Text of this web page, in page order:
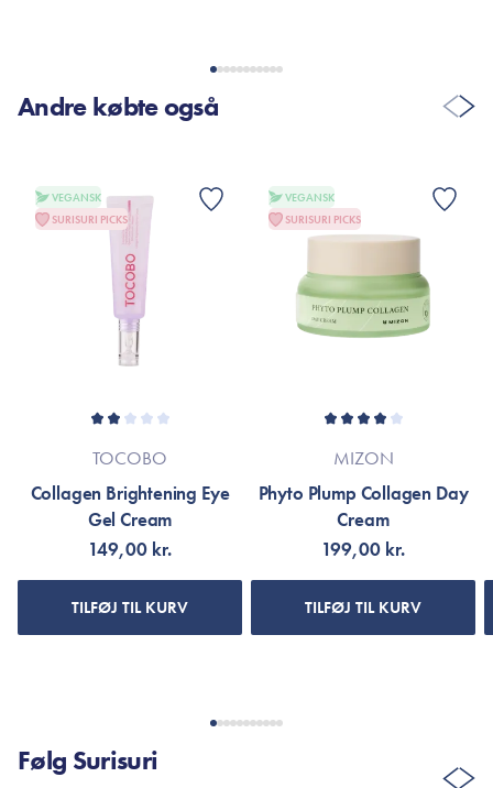
Andre købte også
VEGANSK
SURISURI PICKS
TOCOBO
Collagen Brightening Eye
Gel Cream
149,00 kr.
TILFØJ TIL KURV
VEGANSK
SURISURI PICKS
MIZON
Phyto Plump Collagen Day
Cream
199,00 kr.
TILFØJ TIL KURV
Følg Surisuri